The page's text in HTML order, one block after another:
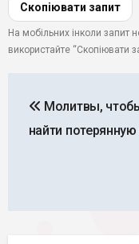
Скопіювати запит
На мобільних інколи запит
використайте “Скопіювати
по
Молитвы,
найти